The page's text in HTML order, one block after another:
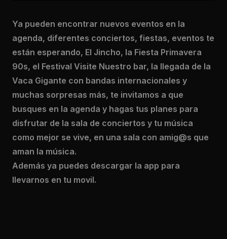
Ya pueden encontrar nuevos eventos en la
agenda, diferentes conciertos, fiestas, eventos te
están esperando, El Jincho, la Fiesta Primavera
90s, el Festival Visite Nuestro bar, la llegada de la
Vaca Gigante con bandas internacionales y
muchas sorpresas más, te invitamos a que
busques en la agenda y hagas tus planes para
disfrutar de la sala de conciertos y tu música
como mejor se vive, en una sala con amig@s que
aman la música.
Además ya puedes descargar la app para
llevarnos en tu movil.